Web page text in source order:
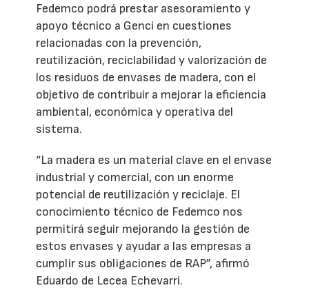
Fedemco podrá prestar asesoramiento y
apoyo técnico a Genci en cuestiones
relacionadas con la prevención,
reutilización, reciclabilidad y valorización de
los residuos de envases de madera, con el
objetivo de contribuir a mejorar la eficiencia
ambiental, económica y operativa del
sistema.
“La madera es un material clave en el envase
industrial y comercial, con un enorme
potencial de reutilización y reciclaje. El
conocimiento técnico de Fedemco nos
permitirá seguir mejorando la gestión de
estos envases y ayudar a las empresas a
cumplir sus obligaciones de RAP”, afirmó
Eduardo de Lecea Echevarri.